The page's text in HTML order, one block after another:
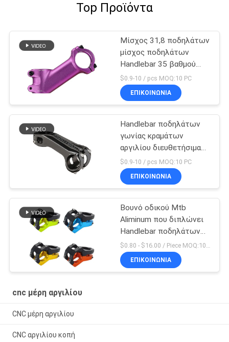
Top Προϊόντα
Μίσχος 31,8 ποδηλάτων
μίσχος ποδηλάτων
Handlebar 35 βαθμού
διαλυτικό χρώματος
μετωπών
$0.9-10 / pcs MOQ:10 PC
ΕΠΙΚΟΙΝΩΝΊΑ
Handlebar ποδηλάτων
γωνίας κραμάτων
αργιλίου διευθετήσιμα
μέρη ανακύκλωσης
ποδηλάτων μίσχων
$0.9-10 / pcs MOQ:10 PC
ΕΠΙΚΟΙΝΩΝΊΑ
Βουνό οδικού Mtb
Aliminum που διπλώνει
Handlebar ποδηλάτων
το αργίλιο -10 μίσχων
ΕΠΙΚΟΙΝΩΝΊΑ
cnc μέρη αργιλίου
CNC μέρη αργιλίου
CNC αργιλίου κοπή